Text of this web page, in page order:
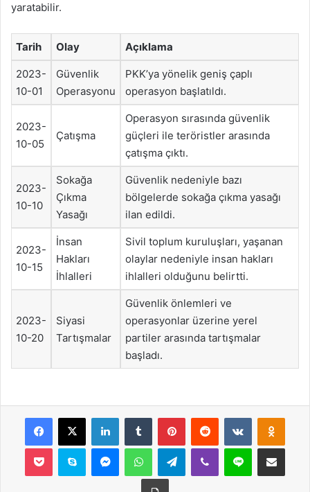
yaratabilir.
Tarih Olay Açıklama
2023-
10-01
Güvenlik
Operasyonu
PKK’ya yönelik geniş çaplı
operasyon başlatıldı.
2023-
10-05
Çatışma
Operasyon sırasında güvenlik
güçleri ile teröristler arasında
çatışma çıktı.
2023-
10-10
Sokağa
Çıkma
Yasağı
Güvenlik nedeniyle bazı
bölgelerde sokağa çıkma yasağı
ilan edildi.
2023-
10-15
İnsan
Hakları
İhlalleri
Sivil toplum kuruluşları, yaşanan
olaylar nedeniyle insan hakları
ihlalleri olduğunu belirtti.
2023-
10-20
Siyasi
Tartışmalar
Güvenlik önlemleri ve
operasyonlar üzerine yerel
partiler arasında tartışmalar
başladı.
Facebook
X LinkedInTumblr PinterestReddit VKontakte
Pocket Skype MessengerWhatsAppTelegramViber Line E-Posta ile
Yazdır